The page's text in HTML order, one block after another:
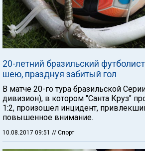
20-летний бразильский
шею, празднуя забитый гол
В матче 20-го тура бразильской
дивизион), в котором "Санта Круз"
1:2, произошел инцидент,
повышенное внимание.
10.08.2017 09:51 // Спорт